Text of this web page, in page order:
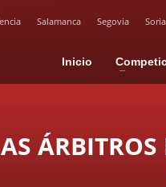
Salamanca Segovia Soria
Inicio